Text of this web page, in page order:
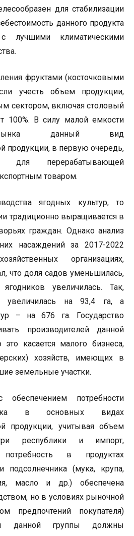
для стабилизации
данного продукта
климатическими
фруктами (косточковыми
учесть объем продукции,
сектором, включая столовый
100%. В силу малой емкости
рынка данный вид
продукции, в первую очередь,
для перерабатывающей
товаром.
ягодных культур, то
традиционно выращивается в
граждан. Однако анализ
насаждений за 2017-2022
организациях,
что доля садов уменьшилась,
увеличилась. Так,
увеличилась на 93,4 га, а
– на 676 га. Государство
производителей данной
это касается малого бизнеса,
хозяйств, имеющих в
земельные участки.
потребности
в основных видах
продукции, учитывая объем
республики и импорт,
в продуктах
подсолнечника (мука, крупа,
масло и др.) обеспечена
но в условиях рыночной
предпочтений покупателя)
данной группы должны